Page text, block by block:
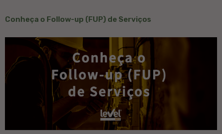
Conheça o Follow-up (FUP) de Serviços